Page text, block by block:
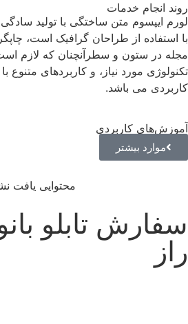
روند انجام خدمات
لورم ایپسوم متن ساختگی با تولید
با استفاده از طراحان گرافیک است،
مجله در ستون و سطرآنچنان که لازم
تکنولوژی مورد نیاز، و کاربردهای متنوع
کاربردی می باشد.
آموزش‌های کاربردی
موارد بیشتر
محتوایی یافت
سفارش تابلو
راز